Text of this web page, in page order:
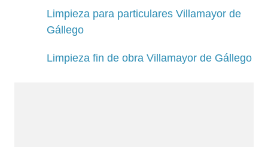
Limpieza para particulares Villamayor de
Gállego
Limpieza fin de obra Villamayor de Gállego